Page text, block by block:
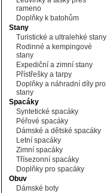
rameno
Doplňky k batohům
Stany
Turistické a ultralehké stany
Rodinné a kempingové
stany
Expediční a zimní stany
Přístřešky a tarpy
Doplňky a náhradní díly pro
stany
Spacáky
Syntetické spacáky
Péřové spacáky
Dámské a dětské spacáky
Letní spacáky
Zimní spacáky
Třísezonní spacáky
Doplňky pro spacáky
Obuv
Dámské boty